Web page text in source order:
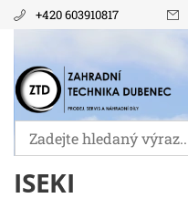
+420 603910817
ISEKI